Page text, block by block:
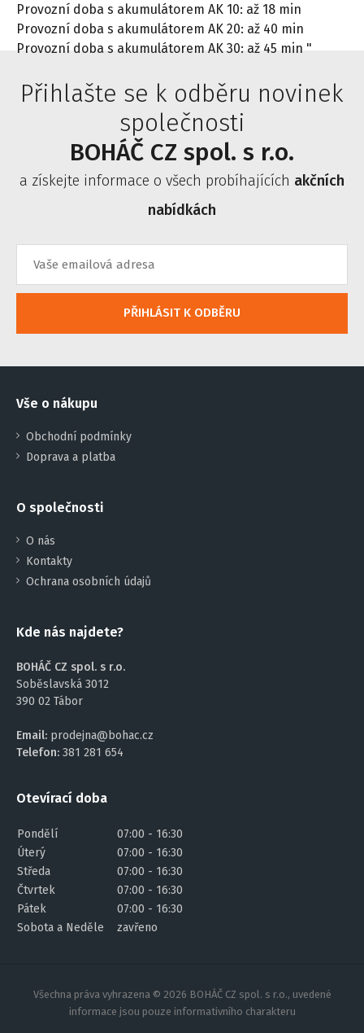
Provozní doba s akumulátorem AK 10: až 18 min
Provozní doba s akumulátorem AK 20: až 40 min
Provozní doba s akumulátorem AK 30: až 45 min "
Přihlašte se k odběru novinek
společnosti
BOHÁČ CZ spol. s r.o.
a získejte informace o všech probíhajících akčních
nabídkách
PŘIHLÁSIT K ODBĚRU
Vše o nákupu
Obchodní podmínky
Doprava a platba
O společnosti
O nás
Kontakty
Ochrana osobních údajů
Kde nás najdete?
BOHÁČ CZ spol. s r.o.
Soběslavská 3012
390 02 Tábor
Email: prodejna@bohac.cz
Telefon: 381 281 654
Otevírací doba
Pondělí
07:00 - 16:30
Úterý
07:00 - 16:30
Středa
07:00 - 16:30
Čtvrtek
07:00 - 16:30
Pátek
07:00 - 16:30
Sobota a Neděle
zavřeno
Všechna práva vyhrazena © 2026 BOHÁČ CZ spol. s r.o., uvedené
informace jsou pouze informativního charakteru